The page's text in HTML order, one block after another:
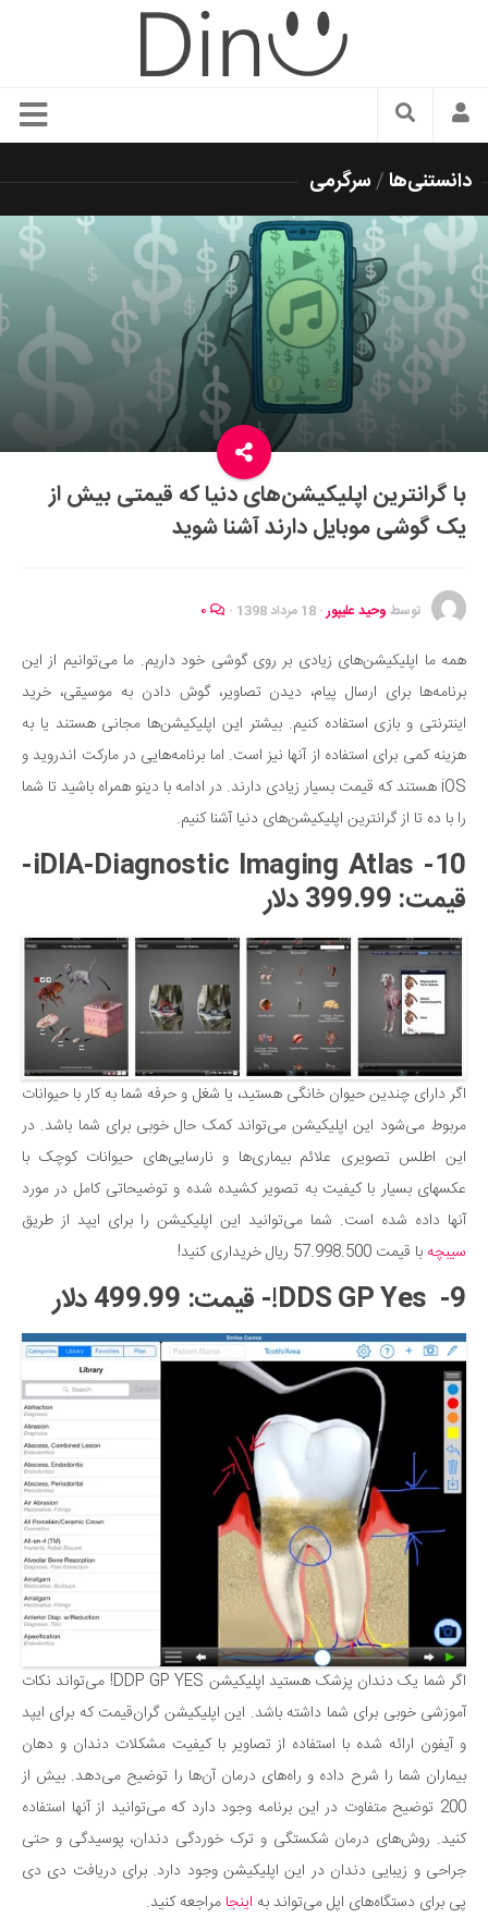
سبک زندگی
زیبایی و آرایش
شیک پوشی
دکوراسیون و چیدمان
غذا
رستوران گردی
آشپزی
سفر و گردشگری
ایران گردی
جهان گردی
موفقیت و مهارت‌های فردی
تغذیه سالم
بهداشت
بیماری و درمان
کودک و مادر
ورزش و تندرستی
روانشناسی
مراکز پزشکی و دارویی
فرهنگ و هنر
سینما و تئاتر
تلویزیون
چهره‌ها
عکاسی و هنرهای تجسمی
کتاب و کتاب‌خوانی
تاریخ
معماری
علمی
فناوری‌ها
نجوم و هوا فضا
زمین و محیط زیست
سرگرمی
دانستنی‌ها
بازی
طنز
مسابقه
اخبار
دانستنی‌ها/سرگرمی
با گرانترین اپلیکیشن‌های دنیا که قیمتی بیش از
یک گوشی موبایل دارند آشنا شوید
توسط وحید علیپور· 18 مرداد 1398 ·
همه ما اپلیکیشن‌های زیادی بر روی گوشی خود داریم. ما می‌توانیم از این
برنامه‌ها برای ارسال پیام، دیدن تصاویر، گوش دادن به موسیقی، خرید
اینترنتی و بازی استفاده کنیم. بیشتر این اپلیکیشن‌ها مجانی هستند یا به
هزینه کمی برای استفاده از آنها نیز است. اما برنامه‌هایی در مارکت اندروید و
iOS هستند که قیمت بسیار زیادی دارند. در ادامه با دینو همراه باشید تا شما
را با ده تا از گرانترین اپلیکیشن‌های دنیا آشنا کنیم.
10- iDIA-Diagnostic Imaging Atlas-
قیمت: 399.99 دلار
اگر دارای چندین حیوان خانگی هستید، یا شغل و حرفه شما به کار با حیوانات
مربوط می‌شود این اپلیکیشن می‌تواند کمک حال خوبی برای شما باشد. در
این اطلس تصویری علائم بیماری‌ها و نارسایی‌های حیوانات کوچک با
عکسهای بسیار با کیفیت به تصویر کشیده شده و توضیحاتی کامل در مورد
آنها داده شده است. شما می‌توانید این اپلیکیشن را برای ایپد از طریق
سیبچه با قیمت 57.998.500 ریال خریداری کنید!
9- DDS GP Yes!- قیمت: 499.99 دلار
اگر شما یک دندان پزشک هستید اپلیکیشن DDP GP YES! می‌تواند نکات
آموزشی خوبی برای شما داشته باشد. این اپلیکیشن گران‌قیمت که برای ایپد
و آیفون ارائه شده با استفاده از تصاویر با کیفیت مشکلات دندان و دهان
بیماران شما را شرح داده و راه‌های درمان آن‌ها را توضیح می‌دهد. بیش از
200 توضیح متفاوت در این برنامه وجود دارد که می‌توانید از آنها استفاده
کنید. روش‌های درمان شکستگی و ترک خوردگی دندان، پوسیدگی و حتی
جراحی و زیبایی دندان در این اپلیکیشن وجود دارد. برای دریافت دی دی
پی برای دستگاه‌های اپل می‌تواند به اینجا مراجعه کنید.